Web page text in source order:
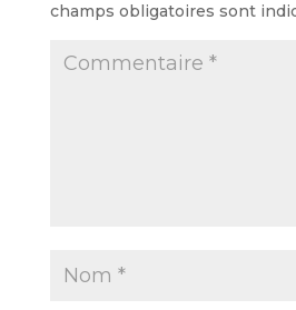
champs obligatoires sont